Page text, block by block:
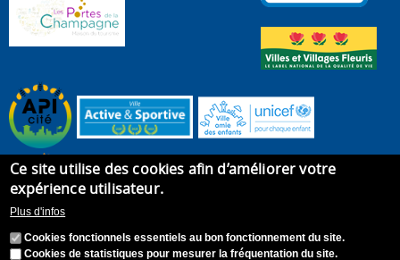
Ce site utilise des cookies afin d’améliorer votre
expérience utilisateur.
Plus d'infos
Cookies fonctionnels essentiels au bon fonctionnement du site.
Cookies de statistiques pour mesurer la fréquentation du site.